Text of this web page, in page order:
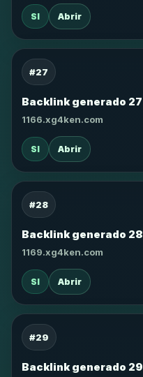
SI Abrir
#27
Backlink generado 27
1166.xg4ken.com
SI Abrir
#28
Backlink generado 28
1169.xg4ken.com
SI Abrir
#29
Backlink generado 29